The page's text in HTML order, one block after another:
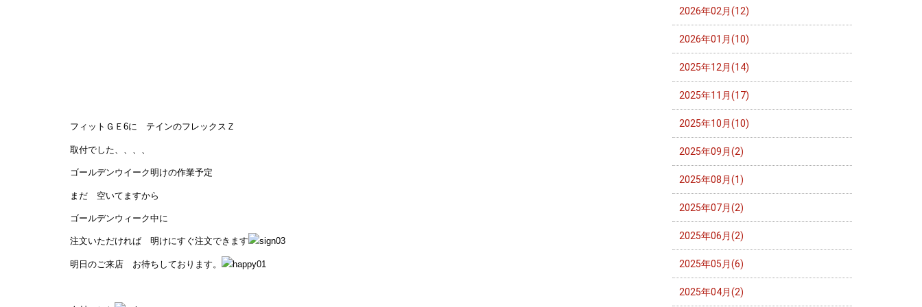
フィットＧＥ6に テインのフレックスＺ
取付でした、、、、
ゴールデンウイーク明けの作業予定
まだ 空いてますから
ゴールデンウィーク中に
注文いただければ 明けにすぐ注文できます
明日のご来店 お待ちしております。
2026年02月(12)
2026年01月(10)
2025年12月(14)
2025年11月(17)
2025年10月(10)
2025年09月(2)
2025年08月(1)
2025年07月(2)
2025年06月(2)
2025年05月(6)
2025年04月(2)